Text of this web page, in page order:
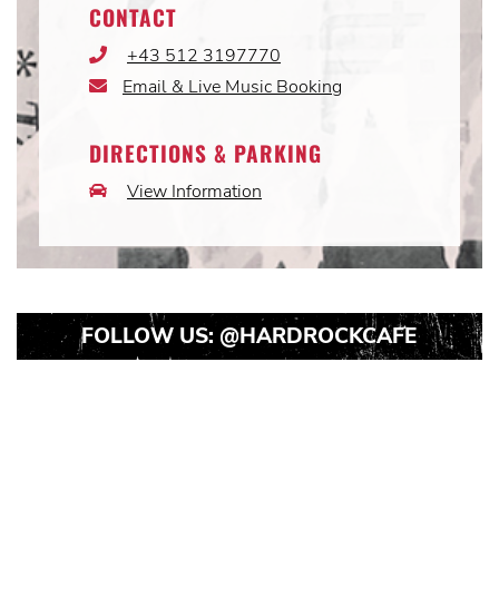
CONTACT
Phone+43 512 3197770
Email
Email & Live Music Booking
DIRECTIONS & PARKING
CarView Information
FOLLOW US: @HARDROCKCAFE